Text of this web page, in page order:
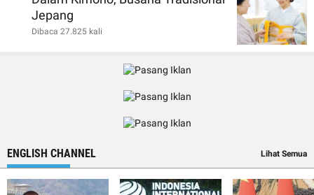
Jepang
Dibaca 27.825 kali
ENGLISH CHANNEL Lihat Semua